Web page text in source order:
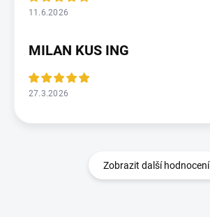
11.6.2026
MILAN KUS ING
27.3.2026
Zobrazit další hodnocení